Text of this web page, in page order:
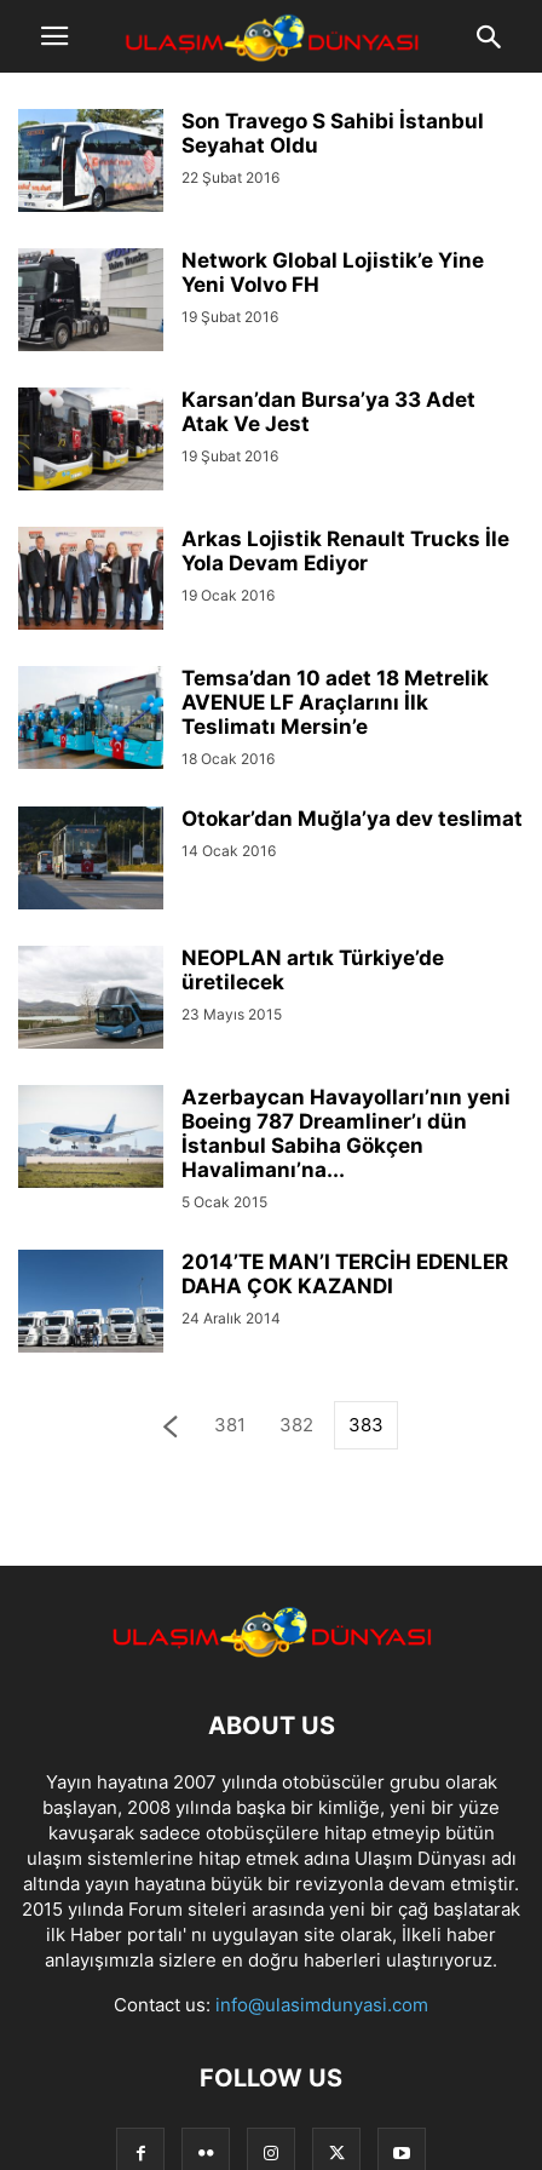
Son Travego S Sahibi İstanbul
Seyahat Oldu
22 Şubat 2016
Network Global Lojistik’e Yine
Yeni Volvo FH
19 Şubat 2016
Karsan’dan Bursa’ya 33 Adet
Atak Ve Jest
19 Şubat 2016
Arkas Lojistik Renault Trucks İle
Yola Devam Ediyor
19 Ocak 2016
Temsa’dan 10 adet 18 Metrelik
AVENUE LF Araçlarını İlk
Teslimatı Mersin’e
18 Ocak 2016
Otokar’dan Muğla’ya dev teslimat
14 Ocak 2016
NEOPLAN artık Türkiye’de
üretilecek
23 Mayıs 2015
Azerbaycan Havayolları’nın yeni
Boeing 787 Dreamliner’ı dün
İstanbul Sabiha Gökçen
Havalimanı’na...
5 Ocak 2015
2014’TE MAN’I TERCİH EDENLER
DAHA ÇOK KAZANDI
24 Aralık 2014
381 382 383
ABOUT US
Yayın hayatına 2007 yılında otobüscüler grubu olarak
başlayan, 2008 yılında başka bir kimliğe, yeni bir yüze
kavuşarak sadece otobüsçülere hitap etmeyip bütün
ulaşım sistemlerine hitap etmek adına Ulaşım Dünyası adı
altında yayın hayatına büyük bir revizyonla devam etmiştir.
2015 yılında Forum siteleri arasında yeni bir çağ başlatarak
ilk Haber portalı' nı uygulayan site olarak, İlkeli haber
anlayışımızla sizlere en doğru haberleri ulaştırıyoruz.
Contact us: info@ulasimdunyasi.com
FOLLOW US